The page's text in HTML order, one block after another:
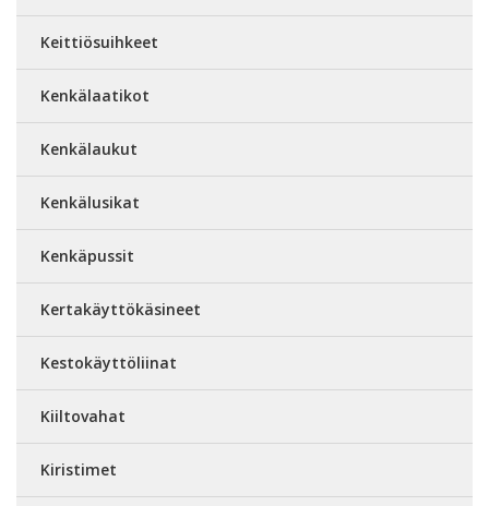
Keittiösuihkeet
Kenkälaatikot
Kenkälaukut
Kenkälusikat
Kenkäpussit
Kertakäyttökäsineet
Kestokäyttöliinat
Kiiltovahat
Kiristimet